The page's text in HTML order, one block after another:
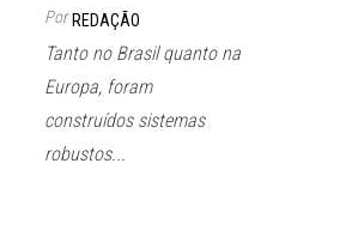
Por REDAÇÃO
Tanto no Brasil quanto na
Europa, foram
construídos sistemas
robustos...